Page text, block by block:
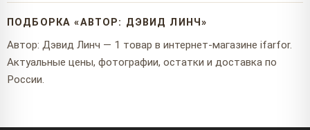
ПОДБОРКА «АВТОР: ДЭВИД ЛИНЧ»
Автор: Дэвид Линч — 1 товар в интернет-магазине ifarfor.
Актуальные цены, фотографии, остатки и доставка по
России.